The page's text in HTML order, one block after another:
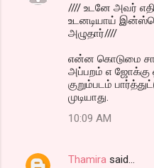
//// உடனே அவர்
உடனடியாய்
அழுதார்////
என்ன கொடுமை
அப்பறம் எ ஜோக்கு
குறும்படம்
முடியாது.
10:09 AM
Thamira said…